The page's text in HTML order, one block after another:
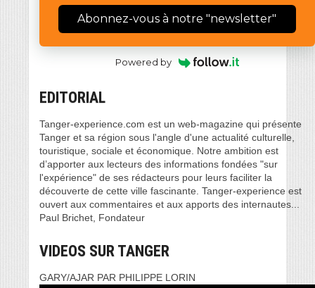
Abonnez-vous à notre "newsletter"
Powered by
EDITORIAL
Tanger-experience.com est un web-magazine qui présente
Tanger et sa région sous l'angle d'une actualité culturelle,
touristique, sociale et économique. Notre ambition est
d’apporter aux lecteurs des informations fondées "sur
l'expérience" de ses rédacteurs pour leurs faciliter la
découverte de cette ville fascinante. Tanger-experience est
ouvert aux commentaires et aux apports des internautes...
Paul Brichet, Fondateur
VIDEOS SUR TANGER
GARY/AJAR PAR PHILIPPE LORIN